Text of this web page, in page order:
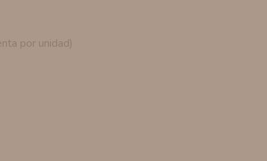
por unidad)